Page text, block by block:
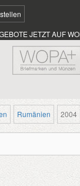
JETZT AUF
Rumänien 2004